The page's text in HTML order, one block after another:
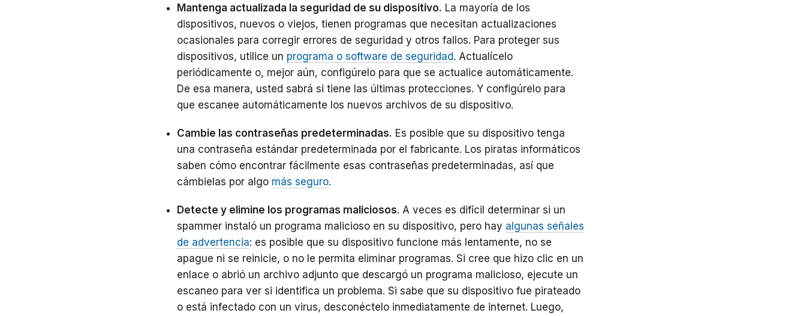
Mantenga actualizada la seguridad de su dispositivo. La mayoría de los
dispositivos, nuevos o viejos, tienen programas que necesitan actualizaciones
ocasionales para corregir errores de seguridad y otros fallos. Para proteger sus
dispositivos, utilice un programa o software de seguridad. Actualícelo
periódicamente o, mejor aún, configúrelo para que se actualice automáticamente.
De esa manera, usted sabrá si tiene las últimas protecciones. Y configúrelo para
que escanee automáticamente los nuevos archivos de su dispositivo.
Cambie las contraseñas predeterminadas. Es posible que su dispositivo tenga
una contraseña estándar predeterminada por el fabricante. Los piratas informáticos
saben cómo encontrar fácilmente esas contraseñas predeterminadas, así que
cámbielas por algo más seguro.
Detecte y elimine los programas maliciosos. A veces es difícil determinar si un
spammer instaló un programa malicioso en su dispositivo, pero hay algunas señales
de advertencia: es posible que su dispositivo funcione más lentamente, no se
apague ni se reinicie, o no le permita eliminar programas. Si cree que hizo clic en un
enlace o abrió un archivo adjunto que descargó un programa malicioso, ejecute un
escaneo para ver si identifica un problema. Si sabe que su dispositivo fue pirateado
o está infectado con un virus, desconéctelo inmediatamente de internet. Luego,